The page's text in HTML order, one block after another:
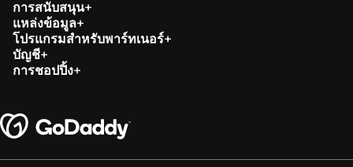
การสนับสนุน
แหล่งข้อมูล
โปรแกรมสำหรับพาร์ทเนอร์
บัญชี
การชอปปิ้ง